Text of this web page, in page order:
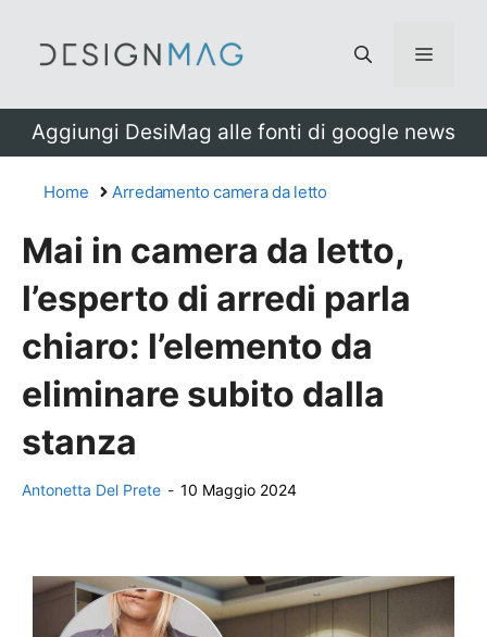
Menu
Aggiungi DesiMag alle fonti di google news
Home Arredamento camera da letto
Mai in camera da letto,
l’esperto di arredi parla
chiaro: l’elemento da
eliminare subito dalla
stanza
Antonetta Del Prete - 10 Maggio 2024